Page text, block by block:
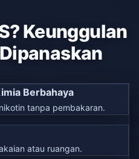
Keunggulan
Berbahaya
tanpa pembakaran.
atau ruangan.